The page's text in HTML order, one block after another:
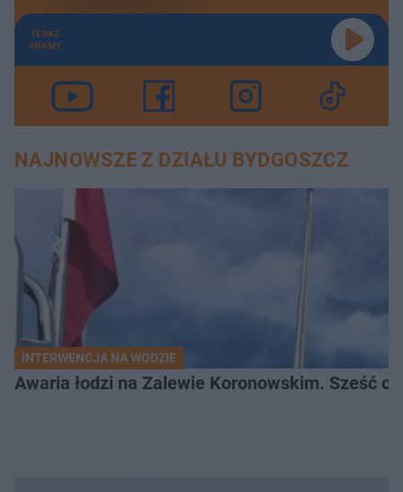
TERAZ
GRAMY
NAJNOWSZE Z DZIAŁU BYDGOSZCZ
INTERWENCJA NA WODZIE
Awaria łodzi na Zalewie Koronowskim. Sześć